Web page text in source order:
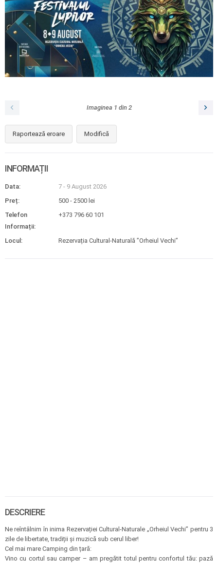
Imaginea 1 din 2
Raportează eroare Modifică
INFORMAȚII
Data:
7 - 9 August 2026
Preț:
500 - 2500 lei
Telefon
Informații:
+373 796 60 101
Locul: Rezervația Cultural-Naturală ”Orheiul Vechi”
DESCRIERE
Ne reîntâlnim în inima Rezervației Cultural-Naturale „Orheiul Vechi” pentru 3
zile de libertate, tradiții și muzică sub cerul liber!
Cel mai mare Camping din țară:
Vino cu cortul sau camper – am pregătit totul pentru confortul tău: pază